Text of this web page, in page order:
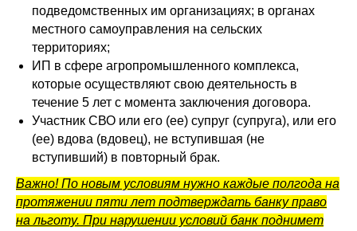
подведомственных им организациях; в органах
местного самоуправления на сельских
территориях;
ИП в сфере агропромышленного комплекса,
которые осуществляют свою деятельность в
течение 5 лет с момента заключения договора.
Участник СВО или его (ее) супруг (супруга), или его
(ее) вдова (вдовец), не вступившая (не
вступивший) в повторный брак.
Важно! По новым условиям нужно каждые полгода на
протяжении пяти лет подтверждать банку право
на льготу. При нарушении условий банк поднимет